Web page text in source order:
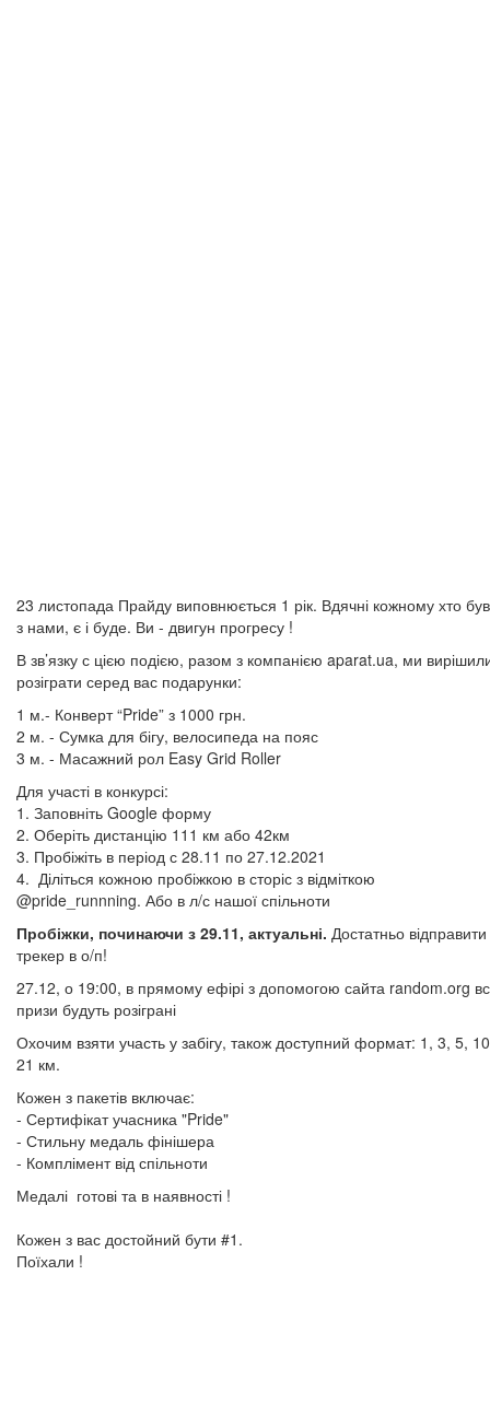
23 листопада Прайду виповнюється 1 рік. Вдячні кожному хто був
з нами, є і буде. Ви - двигун прогресу !
В зв’язку с цією подією, разом з компанією aparat.ua, ми
розіграти серед вас подарунки:
1 м.- Конверт “Pride” з 1000 грн.
2 м. - Сумка для бігу, велосипеда на пояс
3 м. - Масажний рол Easy Grid Roller
Для участі в конкурсі:
1. Заповніть Google форму
2. Оберіть дистанцію 111 км або 42км
3. Пробіжіть в період с 28.11 по 27.12.2021
4. Діліться кожною пробіжкою в сторіс з відміткою
@pride_runnning. Або в л/с нашої спільноти
Пробіжки, починаючи з 29.11, актуальні. Достатньо відправити
трекер в о/п!
27.12, о 19:00, в прямому ефірі з допомогою сайта random.org
призи будуть розіграні
Охочим взяти участь у забігу, також доступний формат: 1, 3, 5,
21 км.
Кожен з пакетів включає:
- Сертифікат учасника "Pride"
- Стильну медаль фінішера
- Комплімент від спільноти
Медалі готові та в наявності !
Кожен з вас достойний бути #1.
Поїхали !